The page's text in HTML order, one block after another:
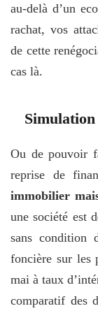
au-delà d’un
rachat, vos
de cette
cas là.
Ou de pouvoir
reprise de
immobilier
une société est
sans condition
foncière sur les
mai à taux
comparatif des